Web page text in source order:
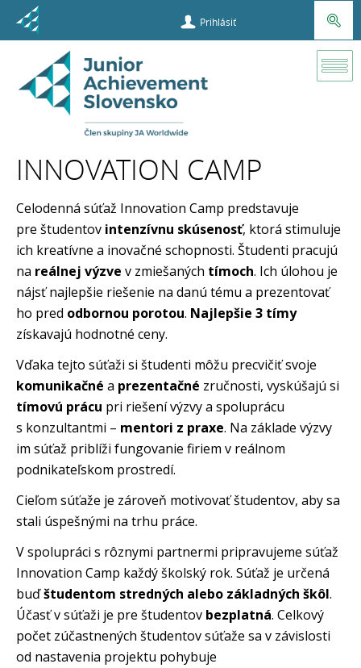
Prihlásiť
INNOVATION CAMP
Celodenná súťaž Innovation Camp predstavuje
pre študentov intenzívnu skúsenosť, ktorá stimuluje
ich kreatívne a inovačné schopnosti. Študenti pracujú
na reálnej výzve v zmiešaných tímoch. Ich úlohou je
nájsť najlepšie riešenie na danú tému a prezentovať
ho pred odbornou porotou. Najlepšie 3 tímy
získavajú hodnotné ceny.
Vďaka tejto súťaži si študenti môžu precvičiť svoje
komunikačné a prezentačné zručnosti, vyskúšajú si
tímovú prácu pri riešení výzvy a spoluprácu
s konzultantmi – mentori z praxe. Na základe výzvy
im súťaž priblíži fungovanie firiem v reálnom
podnikateľskom prostredí.
Cieľom súťaže je zároveň motivovať študentov, aby sa
stali úspešnými na trhu práce.
V spolupráci s rôznymi partnermi pripravujeme súťaž
Innovation Camp každý školský rok. Súťaž je určená
buďštudentom stredných alebo základných škôl.
Účasť v súťaži je pre študentov bezplatná. Celkový
počet zúčastnených študentov súťaže sa v závislosti
od nastavenia projektu pohybuje